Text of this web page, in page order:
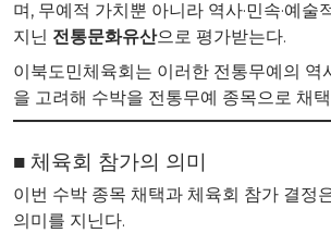
며, 무예적 가치뿐 아니라 역사·민속·예술
지닌 전통문화유산으로 평가받는다.
이북도민체육회는 이러한 전통무예의 역
을 고려해 수박을 전통무예 종목으로 채
■ 체육회 참가의 의미
이번 수박 종목 채택과 체육회 참가 결정
의미를 지닌다.